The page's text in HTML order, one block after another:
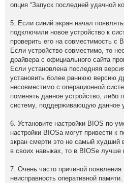
опция “Запуск последней удачной
5. Если синий экран начал
подключили новое устройство к
проверить его на совместимость с
Если устройство совместимо, то
драйвера с официального сайта
Если установлена последняя
установить более раннюю версию
несовместимо с операционной
поменять данное устройство, либо
систему, поддерживающую данное
6. Установите настройки BIOS по
настройки BIOSа могут привести
экран смерти это не самый худший
в своих навыках, то в BIOSе лучше
7. Очень часто причиной появления
неисправность оперативной